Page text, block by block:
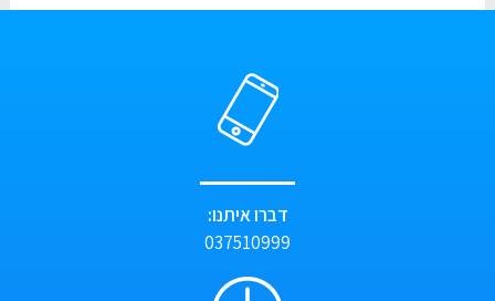
דברו איתנו:
037510999